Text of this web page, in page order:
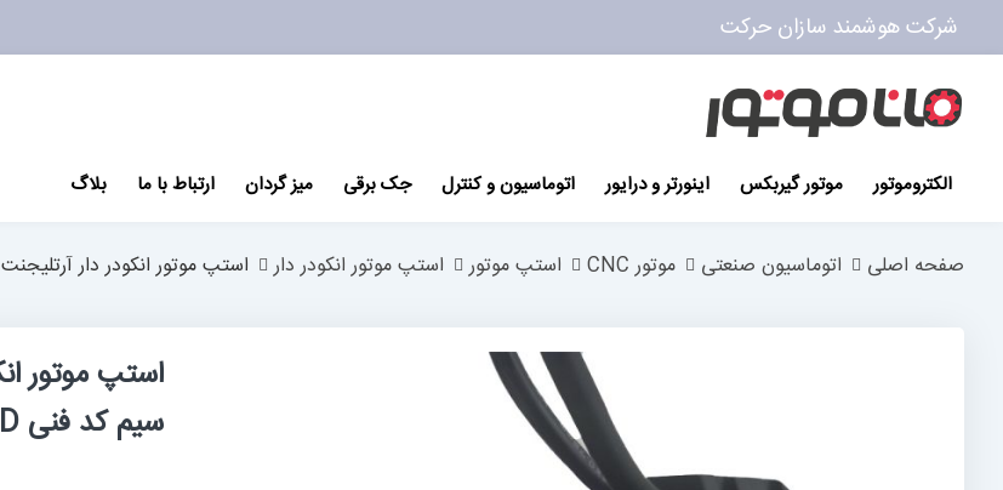
شرکت هوشمند سازان حرکت
به
محتوا
الکتروموتور موتور گیربکس اینورتر و درایور اتوماسیون و کنترل جک برقی میز گردان ارتباط با ما بلاگ
صفحه اصلی اتوماسیون صنعتی موتور CNC استپ موتور استپ موتور انکودر دار استپ موتور انکودر دار آرتلیجنت 45 کیلوگرم سانتیمتر دو فاز 4 سیم کد فنی 86AM45ED
سیم کد فنی 86AM45ED